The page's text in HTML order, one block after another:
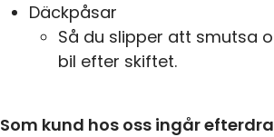
Däckpåsar
Så du slipper att smutsa
bil efter skiftet.
Som kund hos oss ingår